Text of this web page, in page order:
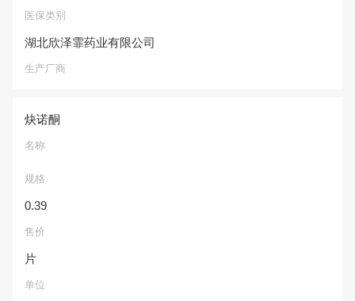
医保类别
湖北欣泽霏药业有限公司
生产厂商
炔诺酮
名称
规格
0.39
售价
片
单位